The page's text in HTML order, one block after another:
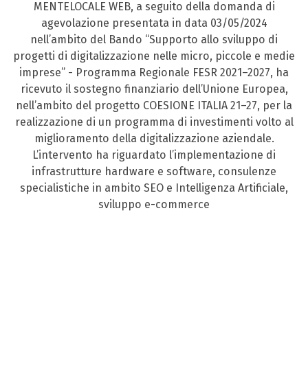
MENTELOCALE WEB, a seguito della domanda di
agevolazione presentata in data 03/05/2024
nell’ambito del Bando “Supporto allo sviluppo di
progetti di digitalizzazione nelle micro, piccole e medie
imprese” - Programma Regionale FESR 2021–2027, ha
ricevuto il sostegno finanziario dell’Unione Europea,
nell’ambito del progetto COESIONE ITALIA 21–27, per la
realizzazione di un programma di investimenti volto al
miglioramento della digitalizzazione aziendale.
L’intervento ha riguardato l’implementazione di
infrastrutture hardware e software, consulenze
specialistiche in ambito SEO e Intelligenza Artificiale,
sviluppo e-commerce